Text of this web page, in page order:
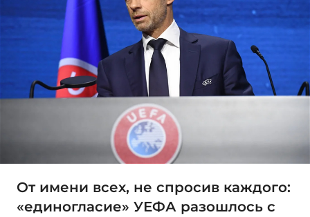
От имени всех, не спросив каждого:
«единогласие» УЕФА разошлось с